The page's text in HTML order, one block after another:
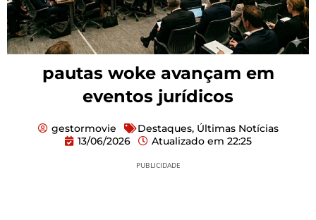
pautas woke avançam em
eventos jurídicos
gestormovie Destaques, Últimas Notícias
13/06/2026
Atualizado em 22:25
PUBLICIDADE